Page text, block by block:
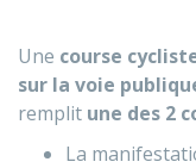
Une course
sur la voie
remplit une des 2
La